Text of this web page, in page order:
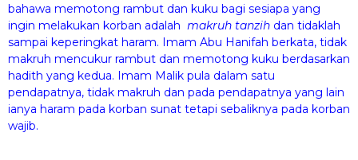
bahawa memotong rambut dan kuku bagi sesiapa yang
ingin melakukan korban adalah makruh tanzih dan tidaklah
sampai keperingkat haram. Imam Abu Hanifah berkata, tidak
makruh mencukur rambut dan memotong kuku berdasarkan
hadith yang kedua. Imam Malik pula dalam satu
pendapatnya, tidak makruh dan pada pendapatnya yang lain
ianya haram pada korban sunat tetapi sebaliknya pada korban
wajib.